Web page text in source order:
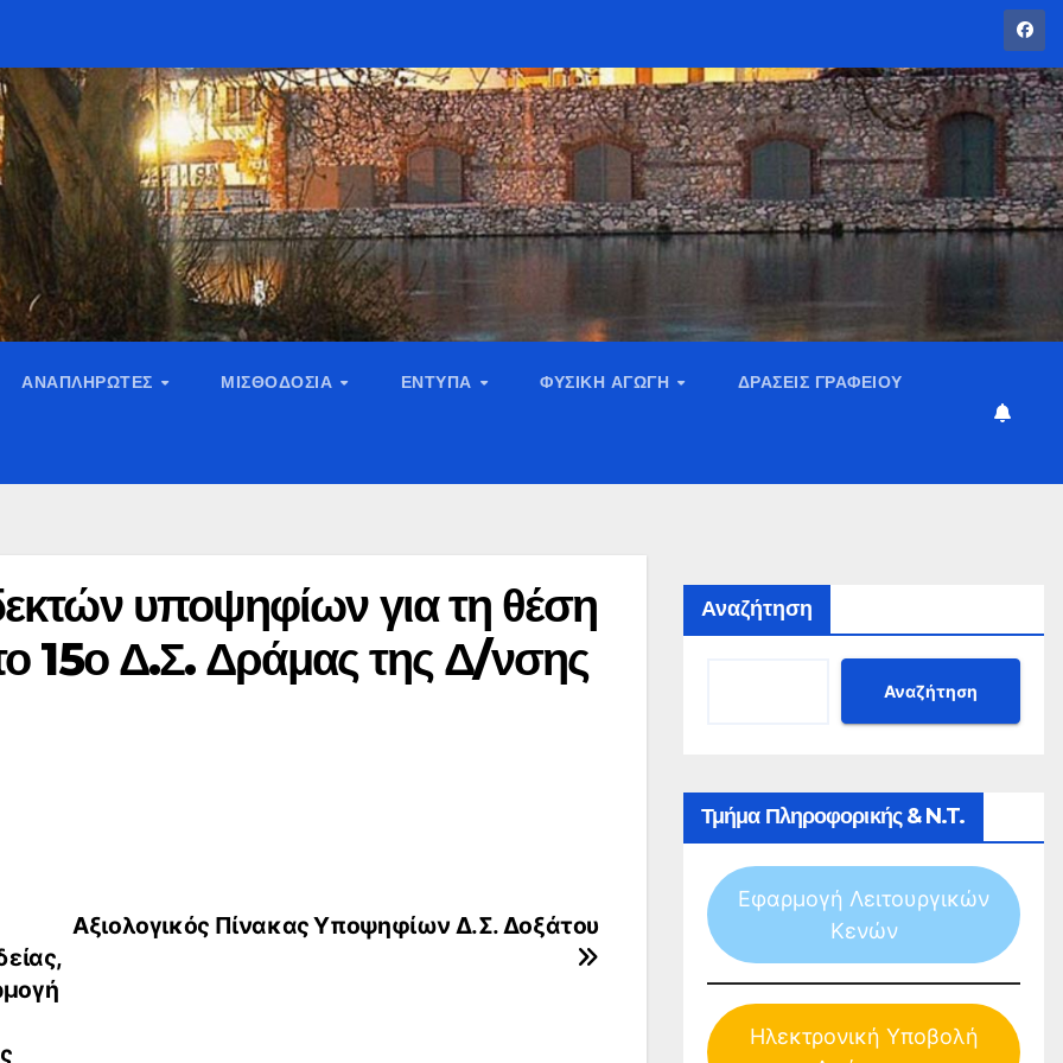
ΑΝΑΠΛΗΡΩΤΈΣ ΜΙΣΘΟΔΟΣΊΑ ΈΝΤΥΠΑ ΦΥΣΙΚΉ ΑΓΩΓΉ ΔΡΆΣΕΙΣ ΓΡΑΦΕΊΟΥ
υποψηφίων για τη θέση
15ο Δ.Σ. Δράμας της Δ/νσης
Αξιολογικός Πίνακας Υποψηφίων Δ.Σ. Δοξάτου
Αναζήτηση
Αναζήτηση
Τμήμα Πληροφορικής & N.T.
Εφαρμογή Λειτουργικών
Κενών
Ηλεκτρονική Υποβολή